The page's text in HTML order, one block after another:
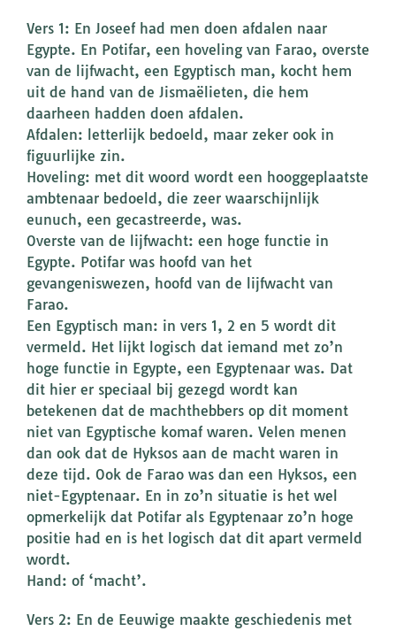
Vers 1: En Joseef had men doen afdalen naar
Egypte. En Potifar, een hoveling van Farao, overste
van de lijfwacht, een Egyptisch man, kocht hem
uit de hand van de Jismaëlieten, die hem
daarheen hadden doen afdalen.
Afdalen: letterlijk bedoeld, maar zeker ook in
figuurlijke zin.
Hoveling: met dit woord wordt een hooggeplaatste
ambtenaar bedoeld, die zeer waarschijnlijk
eunuch, een gecastreerde, was.
Overste van de lijfwacht: een hoge functie in
Egypte. Potifar was hoofd van het
gevangeniswezen, hoofd van de lijfwacht van
Farao.
Een Egyptisch man: in vers 1, 2 en 5 wordt dit
vermeld. Het lijkt logisch dat iemand met zo’n
hoge functie in Egypte, een Egyptenaar was. Dat
dit hier er speciaal bij gezegd wordt kan
betekenen dat de machthebbers op dit moment
niet van Egyptische komaf waren. Velen menen
dan ook dat de Hyksos aan de macht waren in
deze tijd. Ook de Farao was dan een Hyksos, een
niet-Egyptenaar. En in zo’n situatie is het wel
opmerkelijk dat Potifar als Egyptenaar zo’n hoge
positie had en is het logisch dat dit apart vermeld
wordt.
Hand: of ‘macht’.
Vers 2: En de Eeuwige maakte geschiedenis met